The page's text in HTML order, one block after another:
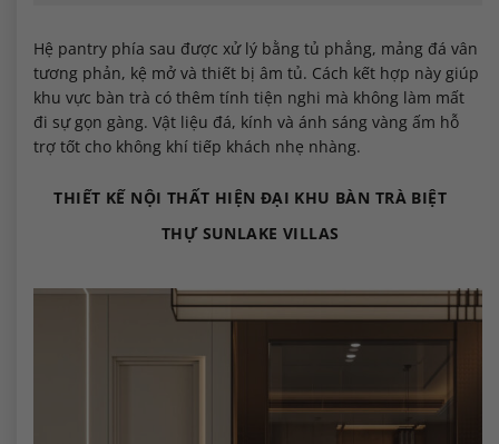
Hệ pantry phía sau được xử lý bằng tủ phẳng, mảng đá vân
tương phản, kệ mở và thiết bị âm tủ. Cách kết hợp này giúp
khu vực bàn trà có thêm tính tiện nghi mà không làm mất
đi sự gọn gàng. Vật liệu đá, kính và ánh sáng vàng ấm hỗ
trợ tốt cho không khí tiếp khách nhẹ nhàng.
THIẾT KẾ NỘI THẤT HIỆN ĐẠI KHU BÀN TRÀ BIỆT
THỰ SUNLAKE VILLAS